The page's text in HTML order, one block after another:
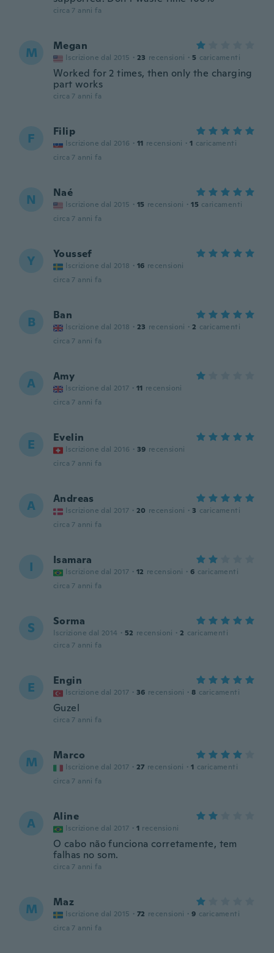
circa 7 anni fa
M Megan
Iscrizione dal 2015 · 23 recensioni · 5 caricamenti
Worked for 2 times, then only the charging
part works
circa 7 anni fa
F Filip
Iscrizione dal 2016 · 11 recensioni · 1 caricamenti
circa 7 anni fa
N Naé
Iscrizione dal 2015 · 15 recensioni · 15 caricamenti
circa 7 anni fa
Y Youssef
Iscrizione dal 2018 · 16 recensioni
circa 7 anni fa
B Ban
Iscrizione dal 2018 · 23 recensioni · 2 caricamenti
circa 7 anni fa
A Amy
Iscrizione dal 2017 · 11 recensioni
circa 7 anni fa
E Evelin
Iscrizione dal 2016 · 39 recensioni
circa 7 anni fa
A Andreas
Iscrizione dal 2017 · 20 recensioni · 3 caricamenti
circa 7 anni fa
I Isamara
Iscrizione dal 2017 · 12 recensioni · 6 caricamenti
circa 7 anni fa
S Sorma
Iscrizione dal 2014 · 52 recensioni · 2 caricamenti
circa 7 anni fa
E Engin
Iscrizione dal 2017 · 36 recensioni · 8 caricamenti
Guzel
circa 7 anni fa
M Marco
Iscrizione dal 2017 · 27 recensioni · 1 caricamenti
circa 7 anni fa
A Aline
Iscrizione dal 2017 · 1 recensioni
O cabo não funciona corretamente, tem
falhas no som.
circa 7 anni fa
M Maz
Iscrizione dal 2015 · 72 recensioni · 9 caricamenti
circa 7 anni fa